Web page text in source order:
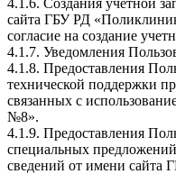
сайта ГБУ РД
согласие на создание
4.1.7. Уведомления
4.1.8. Предоставления
технической поддержки
связанных с
№8».
4.1.9. Предоставления
специальных
сведений от имени